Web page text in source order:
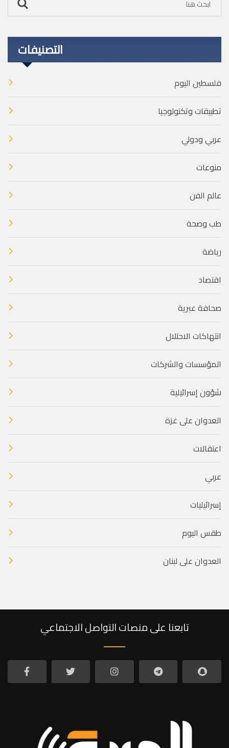
التصنيفات
فلسطين اليوم
تطبيقات وتكنولوجيا
عربي ودولي
منوعات
عالم الفن
طب وصحة
رياضة
اقتصاد
صحافة عبرية
انتهاكات الاحتلال
المؤسسات والشركات
شؤون إسرائيلية
العدوان على غزة
اعتقالات
عربي
إسرائيليات
طقس اليوم
العدوان على لبنان
تابعنا على منصات التواصل الاجتماعي